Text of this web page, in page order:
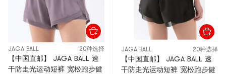
JAGA BALL 20种选择
【中国直邮】 JAGA BALL 速
干防走光运动短裤 宽松跑步健
JAGA BALL 20种选择
【中国直邮】 JAGA BALL 速
干防走光运动短裤 宽松跑步健